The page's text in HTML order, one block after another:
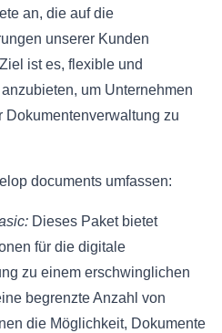
an, die auf die
unserer Kunden
ist es, flexible und
um Unternehmen
Dokumentenverwaltung zu
documents umfassen:
Dieses Paket bietet
für die digitale
zu einem erschwinglichen
begrenzte Anzahl von
die Möglichkeit, Dokumente